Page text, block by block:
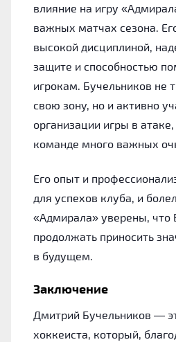
влияние на игру
важных матчах сезона.
высокой дисциплиной,
защите и способностью
игрокам. Бучельников не
свою зону, но и активно
организации игры в
команде много важных
Его опыт и
для успехов клуба, и
«Адмирала» уверены, что
продолжать приносить
в будущем.
Заключение
Дмитрий Бучельников —
хоккеиста, который,